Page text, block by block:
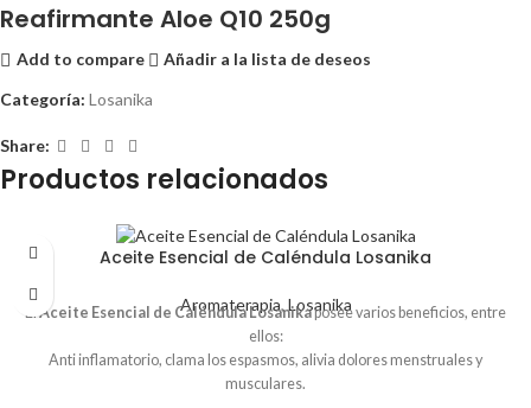
Reafirmante Aloe Q10 250g
Add to compare
Añadir a la lista de deseos
Categoría: Losanika
Share:
Productos relacionados
Aceite Esencial de Caléndula Losanika
Aromaterapia, Losanika
El Aceite Esencial de Caléndula Losanikaposee varios beneficios, entre
ellos:
Anti inflamatorio, clama los espasmos, alivia dolores menstruales y
musculares.